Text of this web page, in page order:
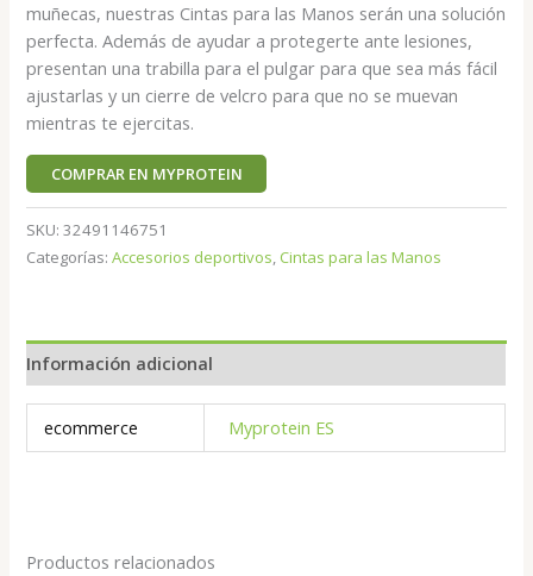
muñecas, nuestras Cintas para las Manos serán una solución
perfecta. Además de ayudar a protegerte ante lesiones,
presentan una trabilla para el pulgar para que sea más fácil
ajustarlas y un cierre de velcro para que no se muevan
mientras te ejercitas.
COMPRAR EN MYPROTEIN
SKU:32491146751
Categorías:Accesorios deportivos, Cintas para las Manos
Información adicional
ecommerce Myprotein ES
Productos relacionados